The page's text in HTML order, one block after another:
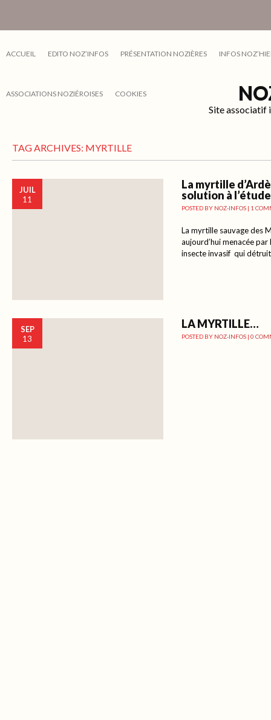
ACCUEIL EDITO NOZ’INFOS PRÉSENTATION NOZIÈRES INFOS
ASSOCIATIONS NOZIÉROISES COOKIES
Site associatif
TAG ARCHIVES: MYRTILLE
JUIL
11
La myrtille
solution à l’étude
POSTED BY NOZ-INFOS | 1
La myrtille sauvage des
aujourd’hui menacée
insecte invasif qui
SEP
13
LA MYRTILLE…
POSTED BY NOZ-INFOS | 0